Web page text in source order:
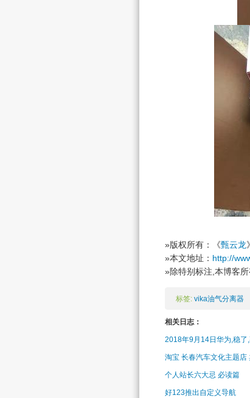
»版权所有：《甄云龙
»本文地址： http://
»除特别标注,本博客
标签: vika油气分离器
相关日志：
2018年9月14日华为,稳了
淘宝 长春汽车文化主题店
个人站长六大忌 必读篇
好123推出自定义导航